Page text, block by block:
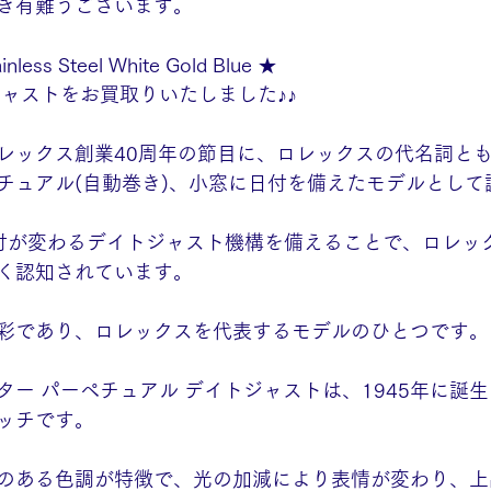
有難うございます。
Steel White Gold Blue ★
ストをお買取りいたしました♪♪
ックス創業40周年の節目に、ロレックスの代名詞と
ュアル(自動巻き)、小窓に日付を備えたモデルとして
変わるデイトジャスト機構を備えることで、ロレッ
認知されています。
であり、ロレックスを代表するモデルのひとつです。
ー パーペチュアル デイトジャストは、1945年に誕
チです。
ある色調が特徴で、光の加減により表情が変わり、